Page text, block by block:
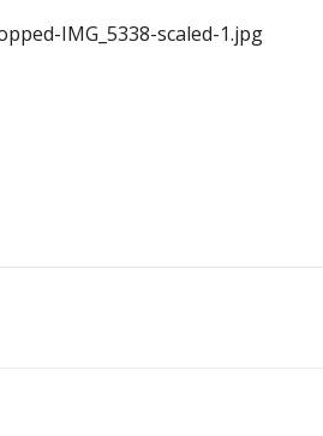
IMG_5338-scaled-1.jpg